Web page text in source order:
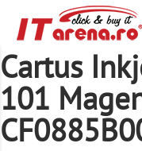
Cartus
101